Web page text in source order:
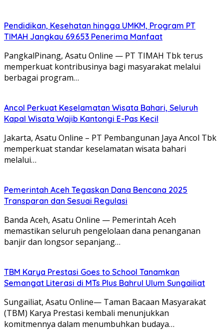
Pendidikan, Kesehatan hingga UMKM, Program PT
TIMAH Jangkau 69.653 Penerima Manfaat
PangkalPinang, Asatu Online — PT TIMAH Tbk terus
memperkuat kontribusinya bagi masyarakat melalui
berbagai program…
Ancol Perkuat Keselamatan Wisata Bahari, Seluruh
Kapal Wisata Wajib Kantongi E-Pas Kecil
Jakarta, Asatu Online – PT Pembangunan Jaya Ancol Tbk
memperkuat standar keselamatan wisata bahari
melalui…
Pemerintah Aceh Tegaskan Dana Bencana 2025
Transparan dan Sesuai Regulasi
Banda Aceh, Asatu Online — Pemerintah Aceh
memastikan seluruh pengelolaan dana penanganan
banjir dan longsor sepanjang…
TBM Karya Prestasi Goes to School Tanamkan
Semangat Literasi di MTs Plus Bahrul Ulum Sungailiat
Sungailiat, Asatu Online— Taman Bacaan Masyarakat
(TBM) Karya Prestasi kembali menunjukkan
komitmennya dalam menumbuhkan budaya…